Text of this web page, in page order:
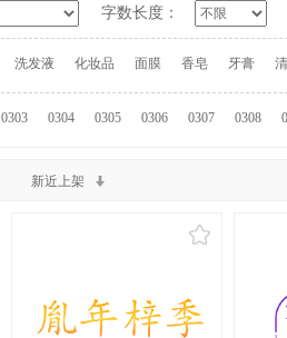
字数长度：
洗发液 化妆品 面膜 香皂 牙膏
0303 0304 0305 0306 0307 0308
新近上架